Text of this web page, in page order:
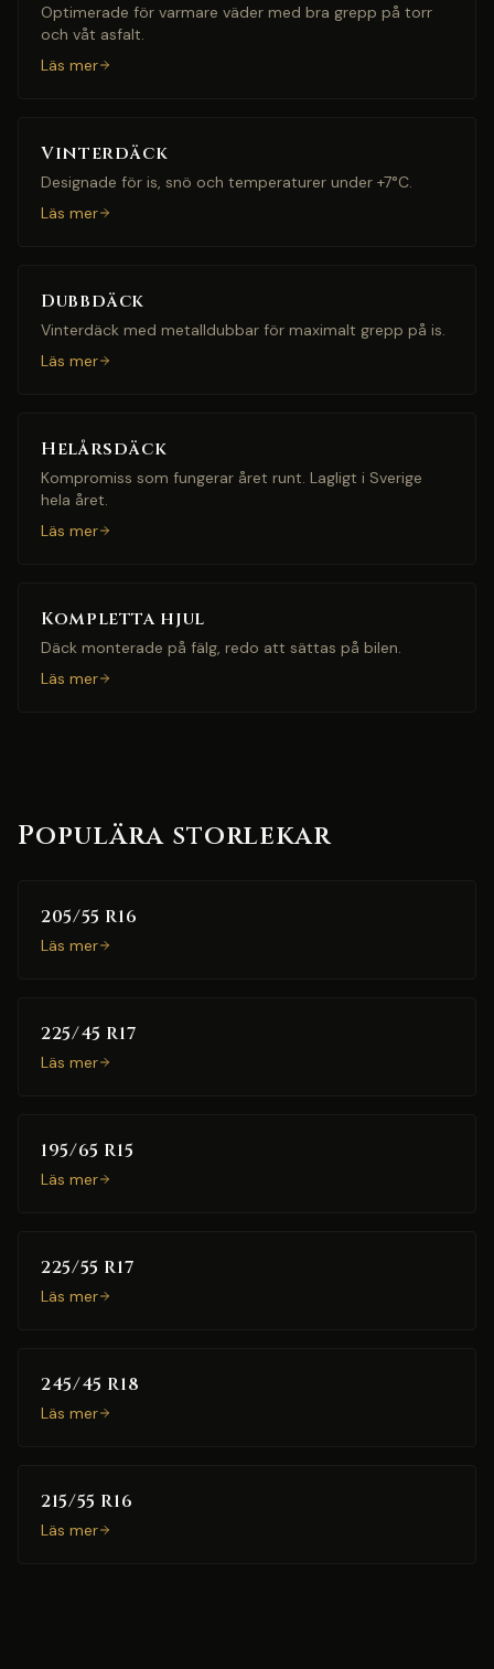
Optimerade för varmare väder med bra grepp på torr
och våt asfalt.
Läs mer
Vinterdäck
Designade för is, snö och temperaturer under +7°C.
Läs mer
Dubbdäck
Vinterdäck med metalldubbar för maximalt grepp på is.
Läs mer
Helårsdäck
Kompromiss som fungerar året runt. Lagligt i Sverige
hela året.
Läs mer
Kompletta hjul
Däck monterade på fälg, redo att sättas på bilen.
Läs mer
Populära storlekar
205/55 R16
Läs mer
225/45 R17
Läs mer
195/65 R15
Läs mer
225/55 R17
Läs mer
245/45 R18
Läs mer
215/55 R16
Läs mer